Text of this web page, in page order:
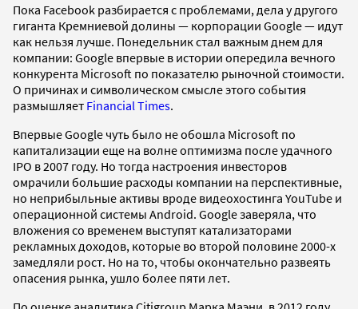
Пока Facebook разбирается с проблемами, дела у другого
гиганта Кремниевой долины — корпорации Google — идут
как нельзя лучше. Понедельник стал важным днем для
компании: Google впервые в истории опередила вечного
конкурента Microsoft по показателю рыночной стоимости.
О причинах и символическом смысле этого события
размышляет Financial Times.
Впервые Google чуть было не обошла Microsoft по
капитализации еще на волне оптимизма после удачного
IPO в 2007 году. Но тогда настроения инвесторов
омрачили большие расходы компании на перспективные,
но неприбыльные активы вроде видеохостинга YouTube и
операционной системы Android. Google заверяла, что
вложения со временем выступят катализаторами
рекламных доходов, которые во второй половине 2000-х
замедляли рост. Но на то, чтобы окончательно развеять
опасения рынка, ушло более пяти лет.